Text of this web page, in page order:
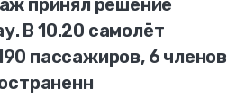
принял решение
В 10.20 самолёт
пассажиров, 6 членов